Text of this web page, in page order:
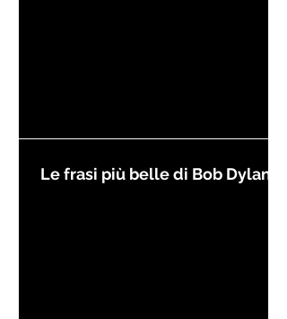
Le frasi più belle di Bob Dylan